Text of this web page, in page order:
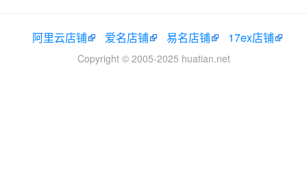
阿里云店铺 爱名店铺 易名店铺 17ex店铺
Copyright © 2005-2025 huatian.net